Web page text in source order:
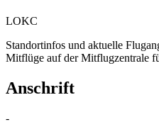
LOKC
Standortinfos und aktuelle
Mitflüge auf der Mitflugzentrale
Anschrift
-